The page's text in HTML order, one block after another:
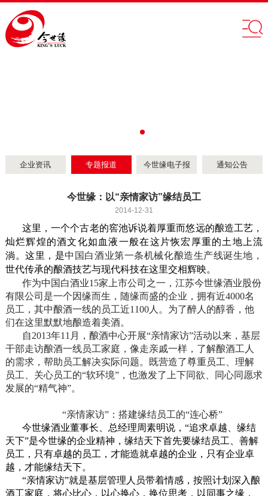
企业资讯 专题报道 今世缘电子报 通知公告
今世缘：以“亲情家访”缘结员工
2014-12-31
这里，一个个古老的窖池诉说着厚重而悠远的酿造工艺，
灿烂辉煌的酒文化如血液一般在这片恢宏厚重的土地上流
淌。这里，是中国白酒业第一条机械化酿造生产线诞生地，
世代传承的酿酒技艺与现代科技在这里交相辉映。
作为中国白酒业15家上市公司之一，江苏今世缘酒业股份
有限公司是一个因缘而生，随缘而盛的企业，拥有近4000名
员工，其中酿酒一线的员工近1100人。为了醉人的醇香，他
们在这里默默地酿造着美酒。
自2013年11月，酿酒中心开展“亲情家访”活动以来，基层
干部走访酿酒一线员工家庭，像走亲戚一样，了解酿酒工人
的需求，帮助员工解决实际问题。既营造了尊重员工、理解
员工、关心员工的“软环境”，也激发了上下同欲、同心同愿求
发展的“精气神”。
“亲情家访”：搭建缘结员工的“连心桥”
今世缘酒业董事长、总经理周素明说，“追求卓越、缘结
天下”是今世缘的企业精神，缘结天下首先要缘结员工、善解
员工，只有卓越的员工，才能造就卓越的企业，只有企业卓
越，才能缘结天下。
“亲情家访”就是基层管理人员带着情感，按照计划深入酿
酒工家庭，将心比心，以心换心，换位思考，以同事之缘，